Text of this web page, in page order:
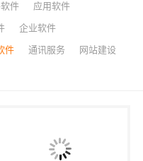
件 应用软件
企业软件
件 通讯服务 网站建设